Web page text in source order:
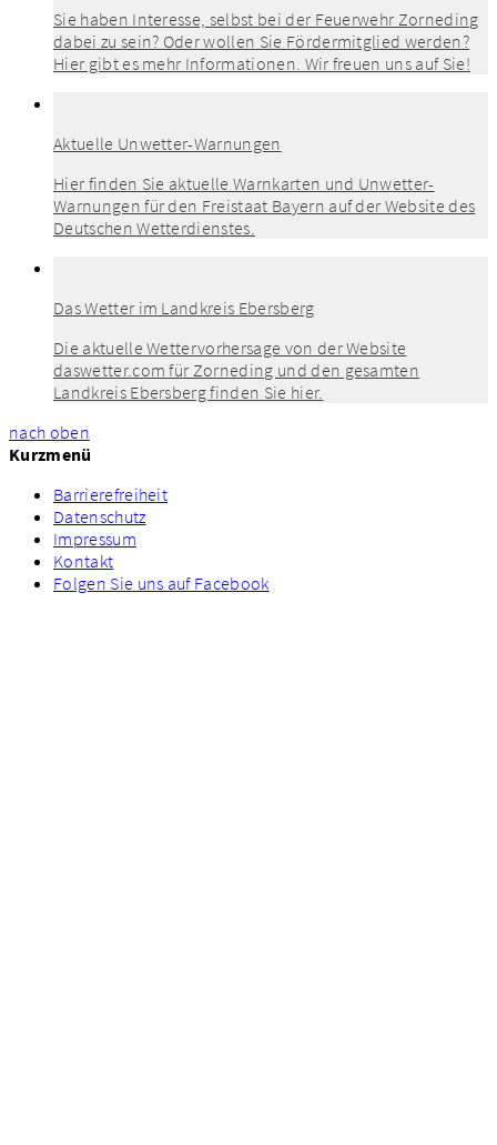
Sie haben Interesse, selbst bei der Feuerwehr Zorneding
dabei zu sein? Oder wollen Sie Fördermitglied werden?
Hier gibt es mehr Informationen. Wir freuen uns auf Sie!
Aktuelle Unwetter-Warnungen
Hier finden Sie aktuelle Warnkarten und Unwetter-
Warnungen für den Freistaat Bayern auf der Website des
Deutschen Wetterdienstes.
Das Wetter im Landkreis Ebersberg
Die aktuelle Wettervorhersage von der Website
daswetter.com für Zorneding und den gesamten
Landkreis Ebersberg finden Sie hier.
nach oben
Kurzmenü
Barrierefreiheit
Datenschutz
Impressum
Kontakt
Folgen Sie uns auf Facebook